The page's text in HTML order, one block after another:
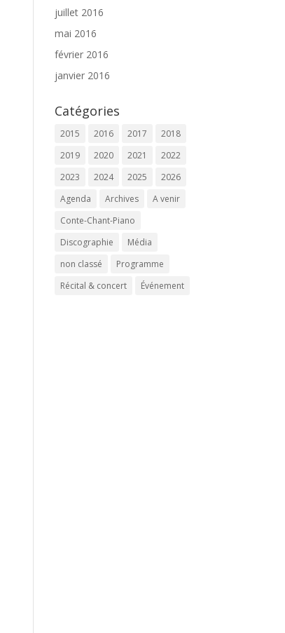
juillet 2016
mai 2016
février 2016
janvier 2016
Catégories
2015 2016 2017
2018
2019
2020 2021
2022
2023
2024 2025
2026
Agenda
Archives
A venir
Conte-Chant-Piano
Discographie
Média
non classé
Programme
Récital & concert
Événement